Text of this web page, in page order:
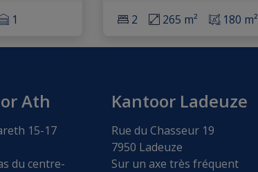
1 2 265 m² 180 m²
Ath
15-17
du centre-
Kantoor Ladeuze
Rue du Chasseur 19
7950 Ladeuze
Sur un axe très fréquent